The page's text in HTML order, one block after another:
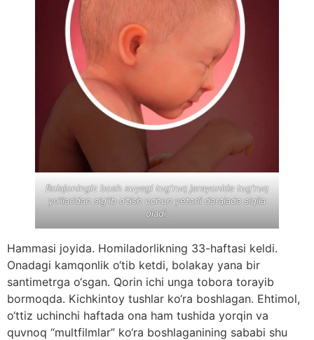
Bolajoningiz bosh suyagi tug‘ruq jarayonida tug‘ruq
yo‘llaridan sig‘ib o‘tish uchun yetarli darajada siqila
oladi.
Hammasi joyida. Homiladorlikning 33-haftasi keldi.
Onadagi kamqonlik o‘tib ketdi, bolakay yana bir
santimetrga o‘sgan. Qorin ichi unga tobora torayib
bormoqda. Kichkintoy tushlar ko‘ra boshlagan. Ehtimol,
o‘ttiz uchinchi haftada ona ham tushida yorqin va
quvnoq “multfilmlar” ko‘ra boshlaganining sababi shu